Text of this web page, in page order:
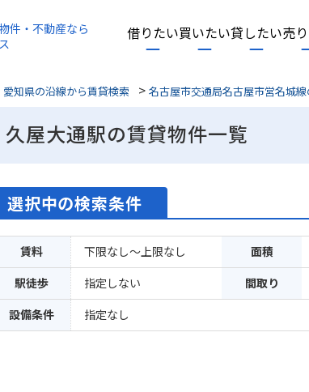
件・不動産なら
借りたい買いたい貸したい売
愛知県の沿線から賃貸検索 > 名古屋市交通局名古屋市営名城
久屋大通駅の賃貸物件一覧
選択中の検索条件
賃料 下限なし～上限なし 面積
駅徒歩
指定しない 間取り
設備条件
指定なし